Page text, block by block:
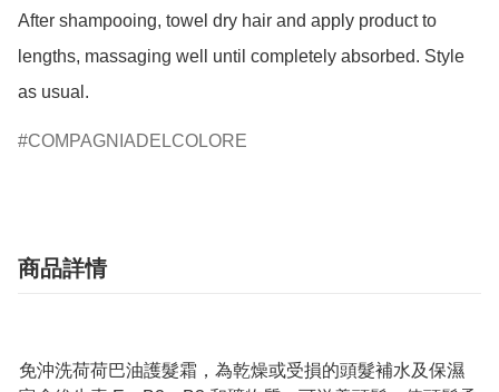
After shampooing, towel dry hair and apply product to
lengths, massaging well until completely absorbed. Style
as usual.
COMPAGNIADELCOLORE
商品詳情
免沖洗荷荷巴油護髮霜，為乾燥或受損的頭髮補水及保濕